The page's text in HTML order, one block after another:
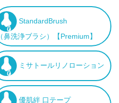
StandardBrush
（鼻洗浄ブラシ）【Premium】
ミサトールリノローション
優肌絆 口テープ